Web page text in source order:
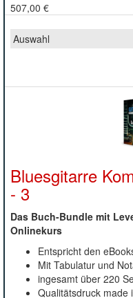
507,00 €
Bluesgitarre
- 3
Das Buch-Bundle mit
Onlinekurs
Entspricht den
Mit Tabulatur und
ingesamt über 220
Qualitätsdruck made